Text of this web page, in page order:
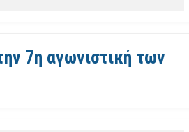
7η αγωνιστική των